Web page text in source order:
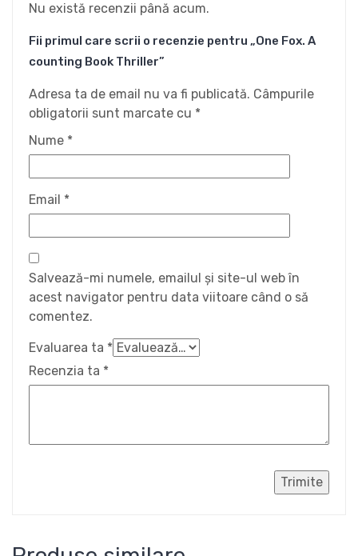
Nu există recenzii până acum.
Fii primul care scrii o recenzie pentru „One Fox. A
counting Book Thriller”
Adresa ta de email nu va fi publicată. Câmpurile
obligatorii sunt marcate cu *
Nume *
Email *
Salvează-mi numele, emailul și site-ul web în
acest navigator pentru data viitoare când o să
comentez.
Evaluarea ta *
Recenzia ta *